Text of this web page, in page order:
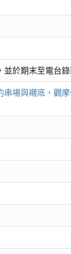
於期末至電台
場與襯底，觀